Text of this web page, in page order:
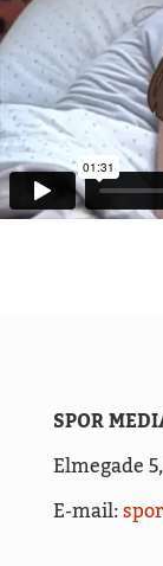
SPOR
Elmegade
E-mail: